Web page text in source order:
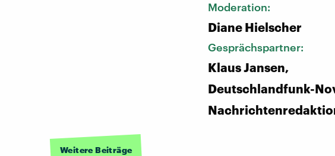
Moderation:
Diane Hielscher
Gesprächspartner:
Klaus Jansen,
Deutschlandfunk-
Weitere Beiträge